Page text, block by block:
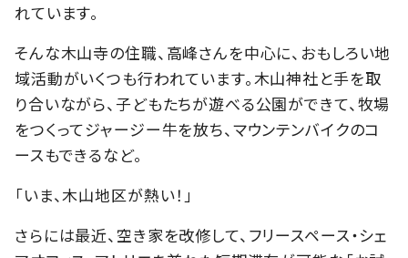
れています。
そんな木山寺の住職、高峰さんを中心に、おもしろい地
域活動がいくつも行われています。木山神社と手を取
り合いながら、子どもたちが遊べる公園ができて、牧場
をつくってジャージー牛を放ち、マウンテンバイクのコ
ースもできるなど。
「いま、木山地区が熱い！」
さらには最近、空き家を改修して、フリースペース・シェ